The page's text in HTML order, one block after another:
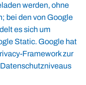
werden, ohne
bei den von Google
es sich um
Static. Google hat
Framework zur